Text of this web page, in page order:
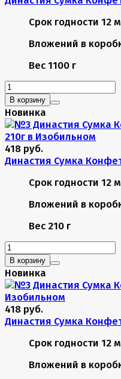
Срок годности 12
Вложений в
Вес 1100 г
В корзину
Новинка
418 руб.
Династия Сумка
Срок годности 12
Вложений в
Вес 210 г
В корзину
Новинка
418 руб.
Династия Сумка
Срок годности 12
Вложений в